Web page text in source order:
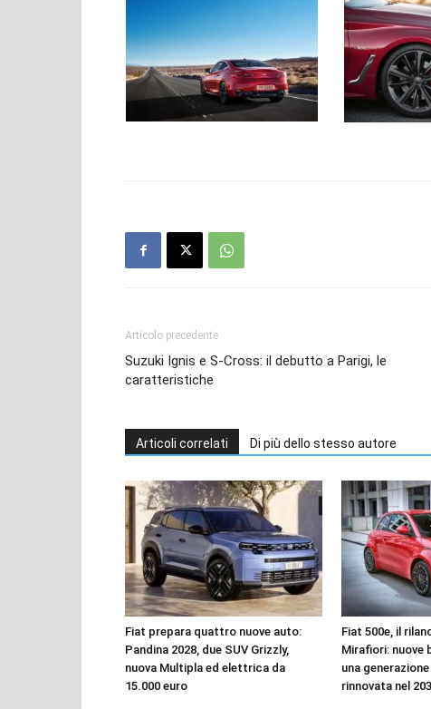
Articolo precedente
Suzuki Ignis e S-Cross: il debutto a Parigi, le
caratteristiche
Articoli correlati Di più dello stesso autore
Fiat prepara quattro nuove auto:
Pandina 2028, due SUV Grizzly,
nuova Multipla ed elettrica da
15.000 euro
Fiat 500e, il
Mirafiori: nuove
una
rinnovata nel